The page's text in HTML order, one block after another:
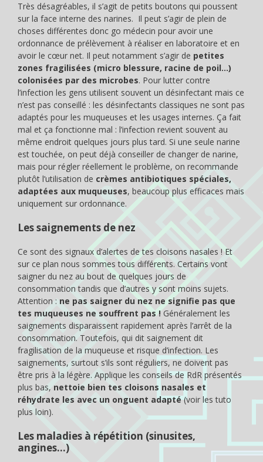
Très désagréables, il s’agit de petits boutons qui poussent
sur la face interne des narines. Il peut s’agir de plein de
choses différentes donc go médecin pour avoir une
ordonnance de prélèvement à réaliser en laboratoire et en
avoir le cœur net. Il peut notamment s’agir de petites
zones fragilisées (micro blessure, racine de poil…)
colonisées par des microbes. Pour lutter contre
l’infection les gens utilisent souvent un désinfectant mais ce
n’est pas conseillé : les désinfectants classiques ne sont pas
adaptés pour les muqueuses et les usages internes. Ça fait
mal et ça fonctionne mal : l’infection revient souvent au
même endroit quelques jours plus tard. Si une seule narine
est touchée, on peut déjà conseiller de changer de narine,
mais pour régler réellement le problème, on recommande
plutôt l’utilisation de crèmes antibiotiques spéciales,
adaptées aux muqueuses, beaucoup plus efficaces mais
uniquement sur ordonnance.
Les saignements de nez
Ce sont des signaux d’alertes de tes cloisons nasales ! Et
sur ce plan nous sommes tous différents. Certains vont
saigner du nez au bout de quelques jours de
consommation tandis que d’autres y sont moins sujets.
Attention : ne pas saigner du nez ne signifie pas que
tes muqueuses ne souffrent pas !Généralement les
saignements disparaissent rapidement après l’arrêt de la
consommation. Toutefois, qui dit saignement dit
fragilisation de la muqueuse et risque d’infection. Les
saignements, surtout s’ils sont réguliers, ne doivent pas
être pris à la légère. Applique les conseils de RdR présentés
plus bas, nettoie bien tes cloisons nasales et
réhydrate les avec un onguent adapté(voir les tuto
plus loin).
Les maladies à répétition (sinusites,
angines…)